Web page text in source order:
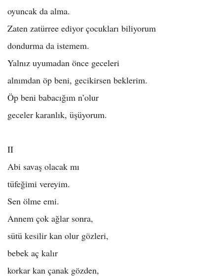
oyuncak da alma.
Zaten zatürree ediyor çocukları biliyorum
dondurma da istemem.
Yalnız uyumadan önce geceleri
alnımdan öp beni, gecikirsen beklerim.
Öp beni babacığım n’olur
geceler karanlık, üşüyorum.
II
Abi savaş olacak mı
tüfeğimi vereyim.
Sen ölme emi.
Annem çok ağlar sonra,
sütü kesilir kan olur gözleri,
bebek aç kalır
korkar kan çanak gözden,